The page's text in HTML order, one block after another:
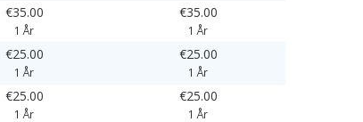
€35.00
1 År
€35.00
1 År
€25.00
1 År
€25.00
1 År
€25.00
1 År
€25.00
1 År